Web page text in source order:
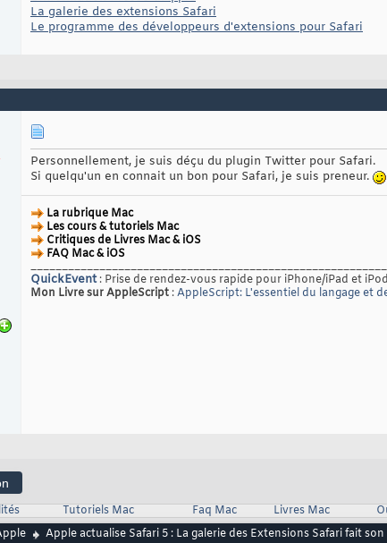
La galerie des extensions Safari
Le programme des développeurs d'extensions pour Safari
Personnellement, je suis déçu du plugin Twitter pour Safari.
Si quelqu'un en connait un bon pour Safari, je suis preneur.
La rubrique Mac
Les cours & tutoriels Mac
Critiques de Livres Mac & iOS
FAQ Mac & iOS
QuickEvent: Prise de rendez-vous rapide pour iPhone/iPad et
Mon Livre sur AppleScript :AppleScript: L'essentiel du langage et
Tutoriels Mac Faq Mac Livres Mac
Apple actualise Safari 5 : La galerie des Extensions Safari fait